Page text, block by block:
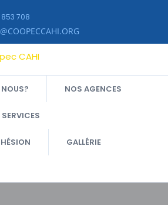
708
NOUS? NOS AGENCES
GALLÉRIE